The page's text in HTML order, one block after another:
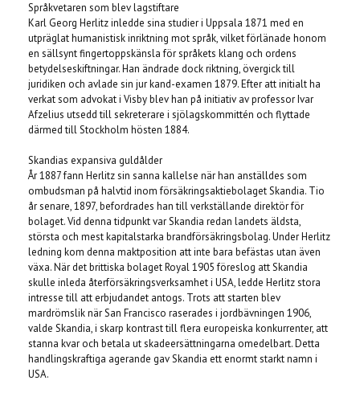
Språkvetaren som blev lagstiftare
Karl Georg Herlitz inledde sina studier i Uppsala 1871 med en
utpräglat humanistisk inriktning mot språk, vilket förlänade honom
en sällsynt fingertoppskänsla för språkets klang och ordens
betydelseskiftningar. Han ändrade dock riktning, övergick till
juridiken och avlade sin jur kand-examen 1879. Efter att initialt ha
verkat som advokat i Visby blev han på initiativ av professor Ivar
Afzelius utsedd till sekreterare i sjölagskommittén och flyttade
därmed till Stockholm hösten 1884.
Skandias expansiva guldålder
År 1887 fann Herlitz sin sanna kallelse när han anställdes som
ombudsman på halvtid inom försäkringsaktiebolaget Skandia. Tio
år senare, 1897, befordrades han till verkställande direktör för
bolaget. Vid denna tidpunkt var Skandia redan landets äldsta,
största och mest kapitalstarka brandförsäkringsbolag. Under Herlitz
ledning kom denna maktposition att inte bara befästas utan även
växa. När det brittiska bolaget Royal 1905 föreslog att Skandia
skulle inleda återförsäkringsverksamhet i USA, ledde Herlitz stora
intresse till att erbjudandet antogs. Trots att starten blev
mardrömslik när San Francisco raserades i jordbävningen 1906,
valde Skandia, i skarp kontrast till flera europeiska konkurrenter, att
stanna kvar och betala ut skadeersättningarna omedelbart. Detta
handlingskraftiga agerande gav Skandia ett enormt starkt namn i
USA.